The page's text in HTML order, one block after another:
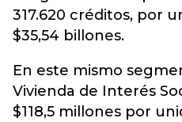
317.620 créditos, por
$35,54 billones.
En este mismo
Vivienda de Interés
$118,5 millones por